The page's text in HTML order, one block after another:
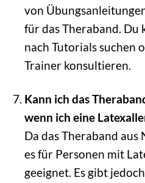
von
für das Theraband. Du
nach Tutorials suchen
Trainer konsultieren.
Kann ich das
wenn ich eine
Da das Theraband
es für Personen mit
geeignet. Es gibt